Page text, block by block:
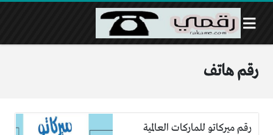
رقم هاتف
رقم ميركاتو للماركات العالمية